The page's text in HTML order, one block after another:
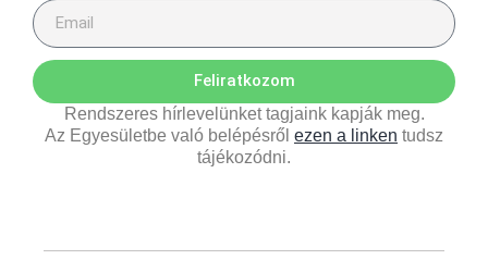
Feliratkozom
Rendszeres hírlevelünket tagjaink kapják meg.
Az Egyesületbe való belépésről ezen a linken tudsz
tájékozódni.